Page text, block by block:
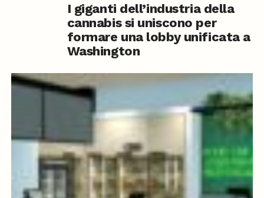
I giganti dell’industria della
cannabis si uniscono per
formare una lobby unificata a
Washington